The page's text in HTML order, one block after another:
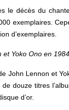
le décès du
exemplaires.
d’exemplaires.
et Yoko Ono en 1984
John Lennon et
de douze titres
d’or.